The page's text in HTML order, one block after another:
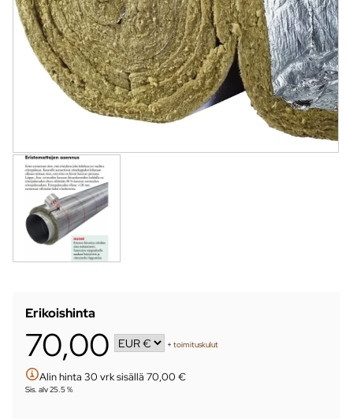
Erikoishinta
70,00 +toimituskulut
Alin hinta 30 vrk sisällä 70,00 €
Sis. alv 25.5 %